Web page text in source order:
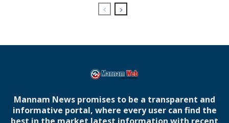
Mannam News promises to be a transparent and
informative portal, where every user can find the